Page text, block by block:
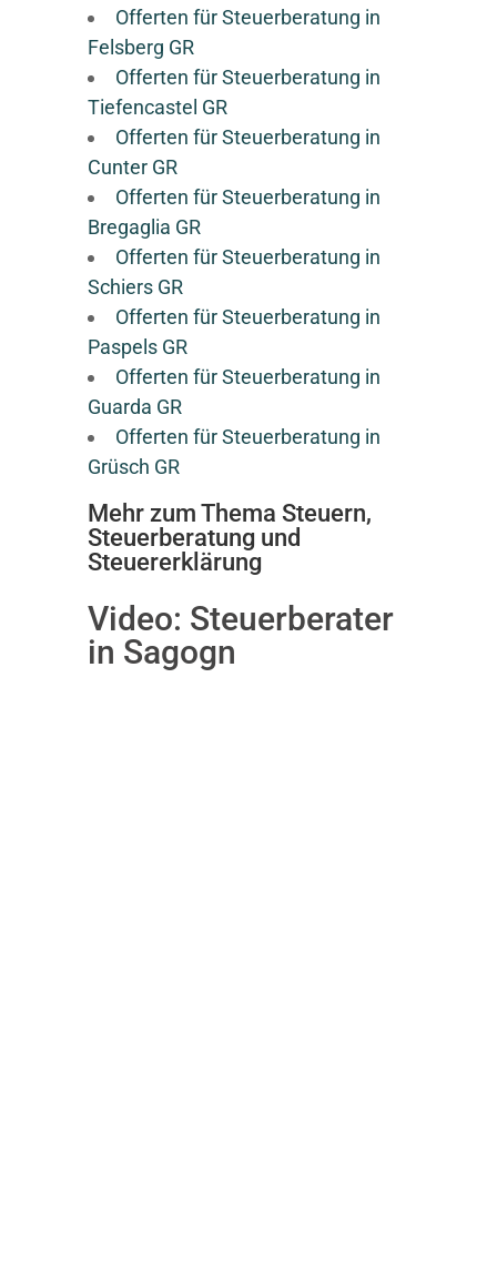
Offerten für Steuerberatung in
Felsberg GR
Offerten für Steuerberatung in
Tiefencastel GR
Offerten für Steuerberatung in
Cunter GR
Offerten für Steuerberatung in
Bregaglia GR
Offerten für Steuerberatung in
Schiers GR
Offerten für Steuerberatung in
Paspels GR
Offerten für Steuerberatung in
Guarda GR
Offerten für Steuerberatung in
Grüsch GR
Mehr zum Thema Steuern,
Steuerberatung und
Steuererklärung
Video: Steuerberater
in Sagogn